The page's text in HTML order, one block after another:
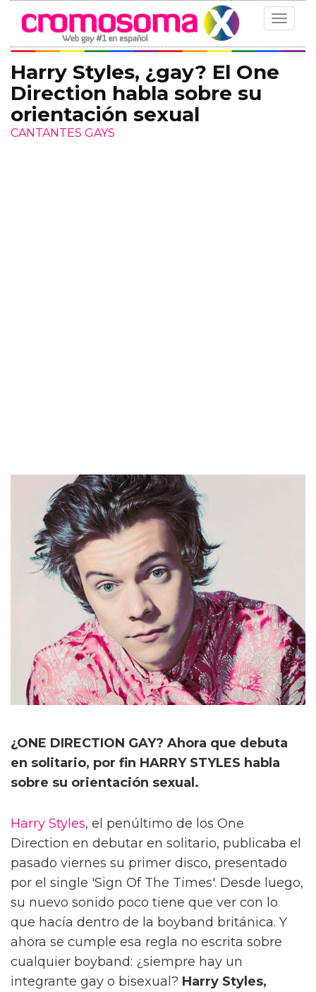
Toggle
Harry Styles, ¿gay? El One
Direction habla sobre su
orientación sexual
CANTANTES GAYS
¿ONE DIRECTION GAY? Ahora que debuta
en solitario, por fin HARRY STYLES habla
sobre su orientación sexual.
Harry Styles, el penúltimo de los One
Direction en debutar en solitario, publicaba el
pasado viernes su primer disco, presentado
por el single 'Sign Of The Times'. Desde luego,
su nuevo sonido poco tiene que ver con lo
que hacía dentro de la boyband británica. Y
ahora se cumple esa regla no escrita sobre
cualquier boyband: ¿siempre hay un
integrante gay o bisexual? Harry Styles,